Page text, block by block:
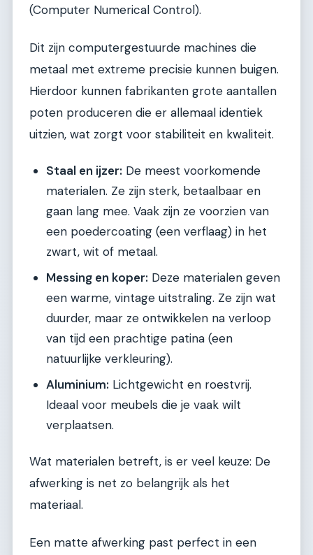
(Computer Numerical Control).
Dit zijn computergestuurde machines die
metaal met extreme precisie kunnen buigen.
Hierdoor kunnen fabrikanten grote aantallen
poten produceren die er allemaal identiek
uitzien, wat zorgt voor stabiliteit en kwaliteit.
Staal en ijzer: De meest voorkomende
materialen. Ze zijn sterk, betaalbaar en
gaan lang mee. Vaak zijn ze voorzien van
een poedercoating (een verflaag) in het
zwart, wit of metaal.
Messing en koper: Deze materialen geven
een warme, vintage uitstraling. Ze zijn wat
duurder, maar ze ontwikkelen na verloop
van tijd een prachtige patina (een
natuurlijke verkleuring).
Aluminium: Lichtgewicht en roestvrij.
Ideaal voor meubels die je vaak wilt
verplaatsen.
Wat materialen betreft, is er veel keuze: De
afwerking is net zo belangrijk als het
materiaal.
Een matte afwerking past perfect in een